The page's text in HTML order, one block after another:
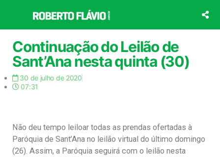
o
conteúdo
Continuação do Leilão de
Sant’Ana nesta quinta (30)
30 de julho de 2020
07:31
Não deu tempo leiloar todas as prendas ofertadas à
Paróquia de Sant’Ana no leilão virtual do último domingo
(26). Assim, a Paróquia seguirá com o leilão nesta